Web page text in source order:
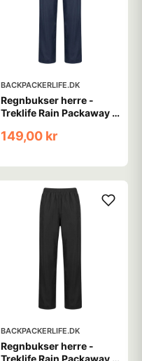
BACKPACKERLIFE.DK
Regnbukser herre -
Treklife Rain Packaway -
149,00 kr
BACKPACKERLIFE.DK
Regnbukser herre -
Treklife Rain Packaway -